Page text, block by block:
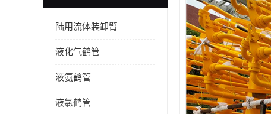
陆用流体装卸臂
液化气鹤管
液氨鹤管
液氯鹤管